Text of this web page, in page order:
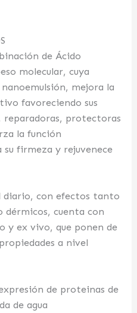
de Ácido
molecular, cuya
mejora la
favoreciendo sus
reparadoras, protectoras
la función
firmeza y rejuvenece
con efectos tanto
dérmicos, cuenta con
y ex vivo, que ponen de
a nivel
de proteinas de
de agua